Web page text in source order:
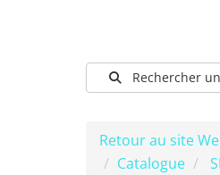
Rechercher
Retour au site
Catalogue